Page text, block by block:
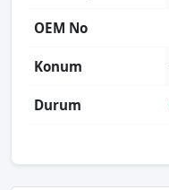
OEM No
Konum
Durum